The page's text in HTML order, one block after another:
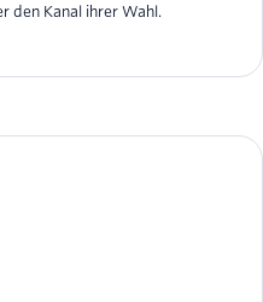
den Kanal ihrer Wahl.